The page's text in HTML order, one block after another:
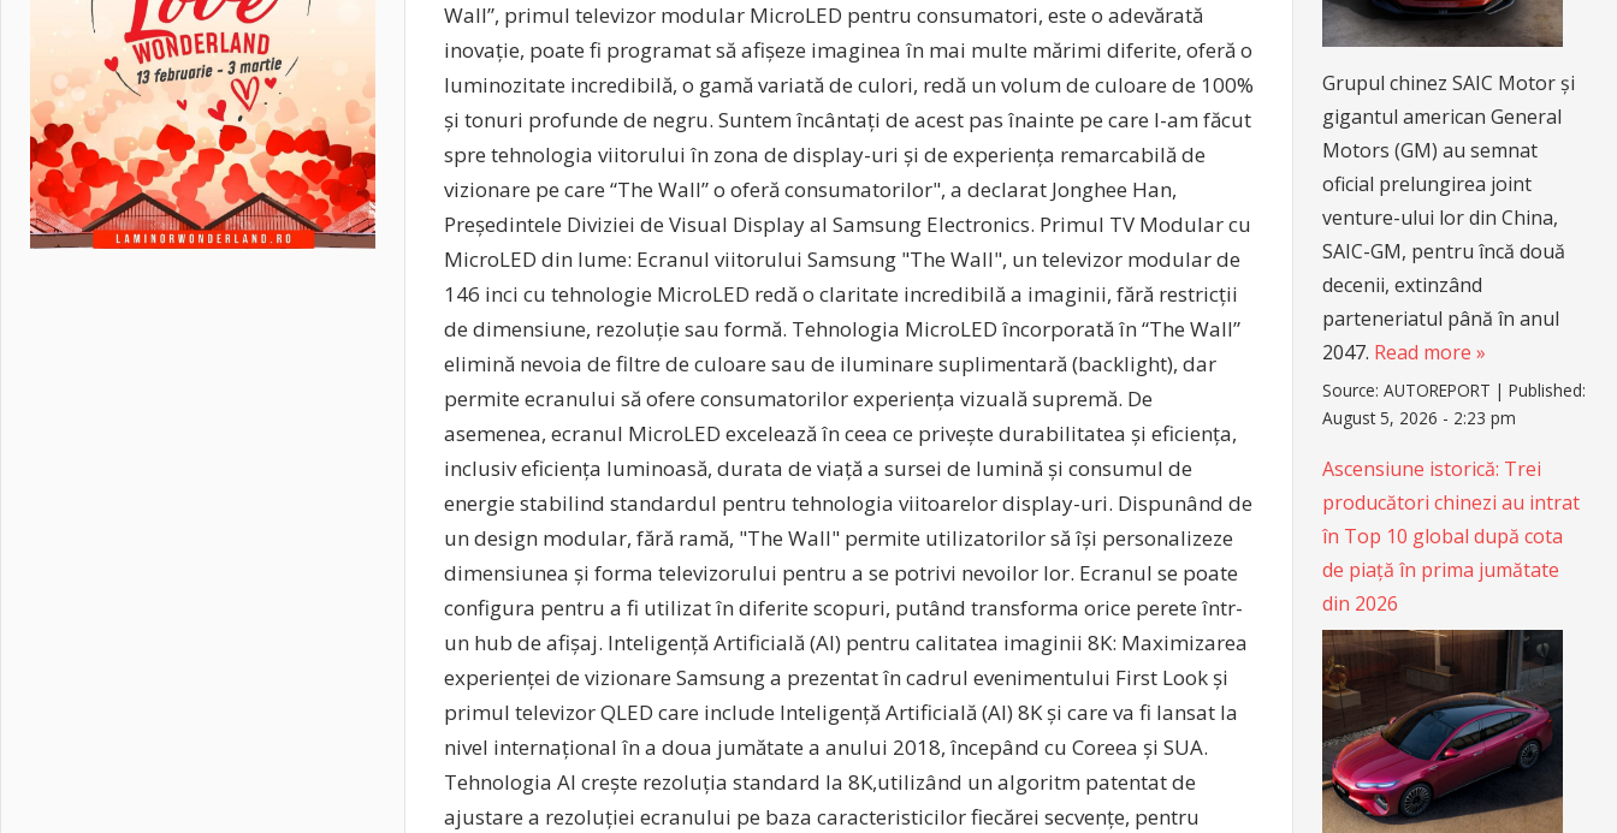
Wall”, primul televizor modular MicroLED pentru consumatori, este o adevărată
inovație, poate fi programat să afișeze imaginea în mai multe mărimi diferite, oferă o
luminozitate incredibilă, o gamă variată de culori, redă un volum de culoare de 100%
și tonuri profunde de negru. Suntem încântați de acest pas înainte pe care l-am făcut
spre tehnologia viitorului în zona de display-uri și de experiența remarcabilă de
vizionare pe care “The Wall” o oferă consumatorilor", a declarat Jonghee Han,
Președintele Diviziei de Visual Display al Samsung Electronics. Primul TV Modular cu
MicroLED din lume: Ecranul viitorului Samsung "The Wall", un televizor modular de
146 inci cu tehnologie MicroLED redă o claritate incredibilă a imaginii, fără restricții
de dimensiune, rezoluție sau formă. Tehnologia MicroLED încorporată în “The Wall”
elimină nevoia de filtre de culoare sau de iluminare suplimentară (backlight), dar
permite ecranului să ofere consumatorilor experiența vizuală supremă. De
asemenea, ecranul MicroLED excelează în ceea ce privește durabilitatea și eficiența,
inclusiv eficiența luminoasă, durata de viață a sursei de lumină și consumul de
energie stabilind standardul pentru tehnologia viitoarelor display-uri. Dispunând de
un design modular, fără ramă, "The Wall" permite utilizatorilor să își personalizeze
dimensiunea și forma televizorului pentru a se potrivi nevoilor lor. Ecranul se poate
configura pentru a fi utilizat în diferite scopuri, putând transforma orice perete într-
un hub de afișaj. Inteligență Artificială (AI) pentru calitatea imaginii 8K: Maximizarea
experienței de vizionare Samsung a prezentat în cadrul evenimentului First Look și
primul televizor QLED care include Inteligență Artificială (AI) 8K și care va fi lansat la
nivel internațional în a doua jumătate a anului 2018, începând cu Coreea și SUA.
Tehnologia AI crește rezoluția standard la 8K,utilizând un algoritm patentat de
ajustare a rezoluției ecranului pe baza caracteristicilor fiecărei secvențe, pentru
Grupul chinez SAIC Motor și
gigantul american General
Motors (GM) au semnat
oficial prelungirea joint
venture-ului lor din China,
SAIC-GM, pentru încă două
decenii, extinzând
parteneriatul până în anul
2047. Read more »
Source:AUTOREPORT |Published:
August 5, 2026 - 2:23 pm
Ascensiune istorică: Trei
producători chinezi au intrat
în Top 10 global după cota
de piață în prima jumătate
din 2026